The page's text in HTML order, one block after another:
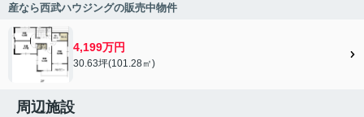
産なら西武ハウジングの販売中物件
4,199万円
30.63坪(101.28㎡)
周辺施設